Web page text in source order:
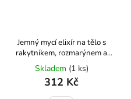
Jemný mycí elixír na tělo s
rakytníkem, rozmarýnem a
grepem 200ml HAVLÍK
APOTÉKA
Skladem (1 ks)
312 Kč